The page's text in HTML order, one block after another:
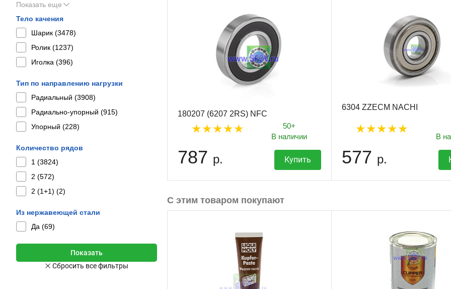
Показать еще
Тело качения
Шарик (3478)
Ролик (1237)
Иголка (396)
Тип по направлению нагрузки
Радиальный (3908)
Радиально-упорный (915)
Упорный (228)
Количество рядов
1 (3824)
2 (572)
2 (1+1) (2)
Из нержавеющей стали
Да (69)
180207 (6207 2RS) NFC
50+
В наличии
787 р. Купить
6304 ZZECM NACHI
В
577 р.
С этим товаром покупают